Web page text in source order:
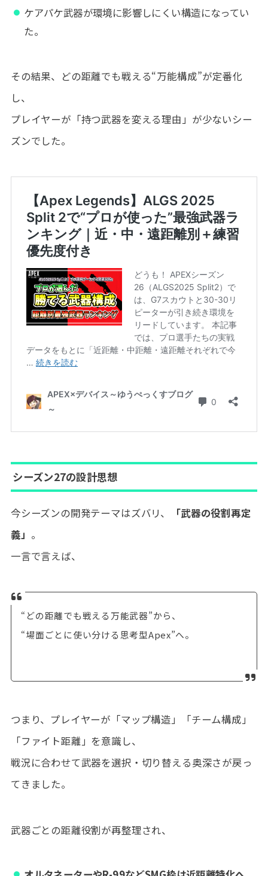
ケアパケ武器が環境に影響しにくい構造になってい
た。
その結果、どの距離でも戦える“万能構成”が定番化
し、
プレイヤーが「持つ武器を変える理由」が少ないシー
ズンでした。
シーズン27の設計思想
今シーズンの開発テーマはズバリ、
「武器の役割再定
義」 。
一言で言えば、
“どの距離でも戦える万能武器”から、
“場面ごとに使い分ける思考型Apex”へ。
つまり、プレイヤーが「マップ構造」「チーム構成」
「ファイト距離」を意識し、
戦況に合わせて武器を選択・切り替える奥深さが戻っ
てきました。
武器ごとの距離役割が再整理され、